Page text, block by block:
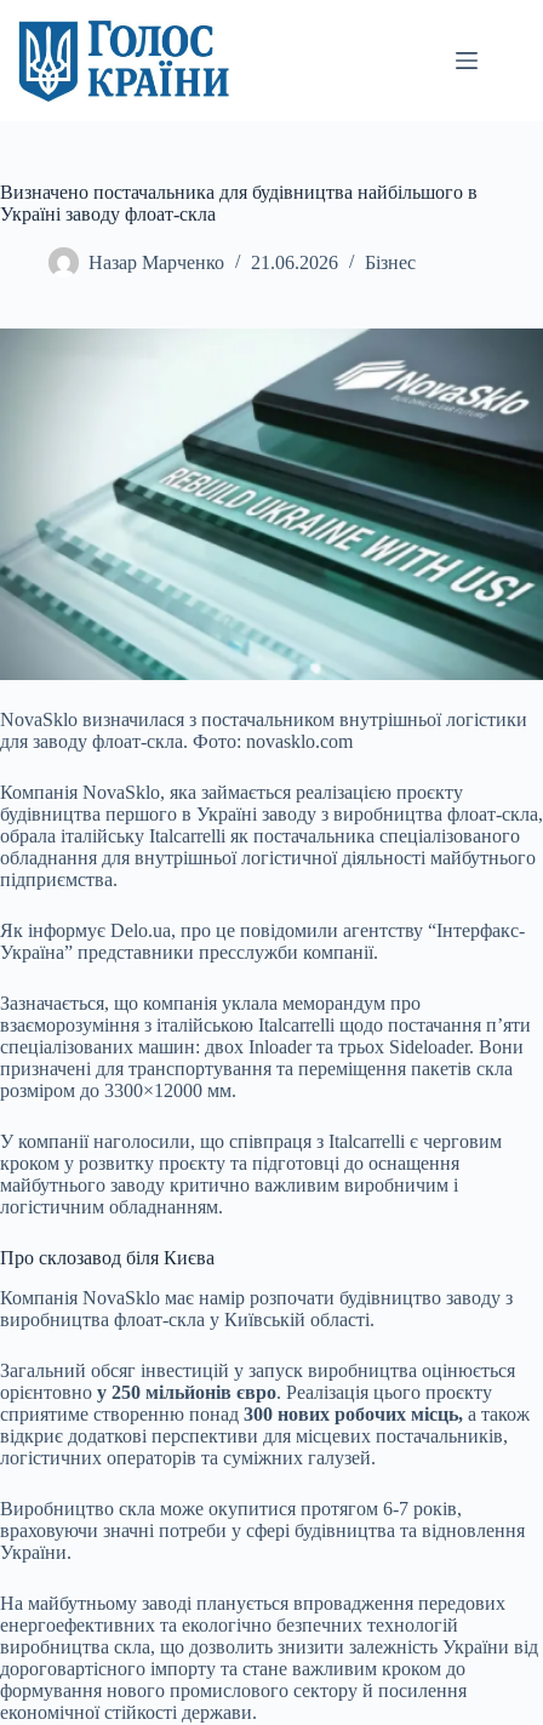
вмісту
Визначено постачальника для будівництва найбільшого в
Україні заводу флоат-скла
Назар Марченко 21.06.2026 Бізнес
NovaSklo визначилася з постачальником внутрішньої логістики
для заводу флоат-скла. Фото: novasklo.com
Компанія NovaSklo, яка займається реалізацією проєкту
будівництва першого в Україні заводу з виробництва флоат-скла,
обрала італійську Italcarrelli як постачальника спеціалізованого
обладнання для внутрішньої логістичної діяльності майбутнього
підприємства.
Як інформує Delo.ua, про це повідомили агентству “Інтерфакс-
Україна” представники пресслужби компанії.
Зазначається, що компанія уклала меморандум про
взаєморозуміння з італійською Italcarrelli щодо постачання п’яти
спеціалізованих машин: двох Inloader та трьох Sideloader. Вони
призначені для транспортування та переміщення пакетів скла
розміром до 3300×12000 мм.
У компанії наголосили, що співпраця з Italcarrelli є черговим
кроком у розвитку проєкту та підготовці до оснащення
майбутнього заводу критично важливим виробничим і
логістичним обладнанням.
Про склозавод біля Києва
Компанія NovaSklo має намір розпочати будівництво заводу з
виробництва флоат-скла у Київській області.
Загальний обсяг інвестицій у запуск виробництва оцінюється
орієнтовно у 250 мільйонів євро. Реалізація цього проєкту
сприятиме створенню понад 300 нових робочих місць, а також
відкриє додаткові перспективи для місцевих постачальників,
логістичних операторів та суміжних галузей.
Виробництво скла може окупитися протягом 6-7 років,
враховуючи значні потреби у сфері будівництва та відновлення
України.
На майбутньому заводі планується впровадження передових
енергоефективних та екологічно безпечних технологій
виробництва скла, що дозволить знизити залежність України від
дороговартісного імпорту та стане важливим кроком до
формування нового промислового сектору й посилення
економічної стійкості держави.